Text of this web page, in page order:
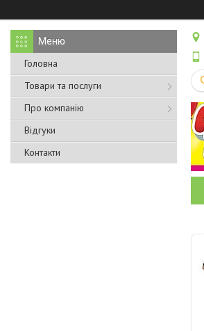
Головна
Товари та послуги
Про компанію
Відгуки
Контакти